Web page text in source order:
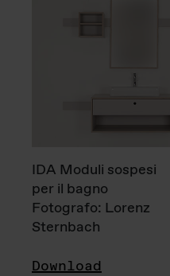
IDA Moduli sospesi
per il bagno
Fotografo: Lorenz
Sternbach
Download